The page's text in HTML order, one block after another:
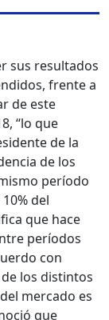
sus resultados
frente a
de este
“lo que
de la
de los
período
del
que hace
períodos
con
los distintos
mercado es
que